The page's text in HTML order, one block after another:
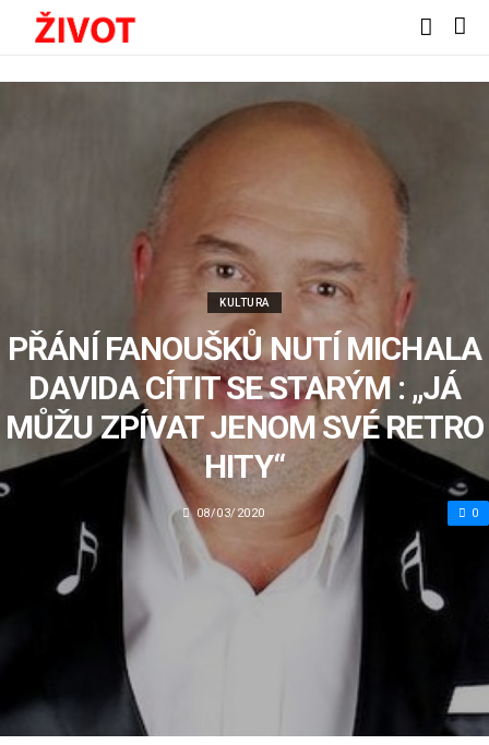
KULTURA
PŘÁNÍ FANOUŠKŮ NUTÍ MICHALA
DAVIDA CÍTIT SE STARÝM : „JÁ
MŮŽU ZPÍVAT JENOM SVÉ RETRO
HITY“
08/03/2020 0